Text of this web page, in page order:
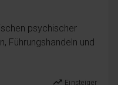
psychischer
Führungshandeln und
trending_up Einsteiger